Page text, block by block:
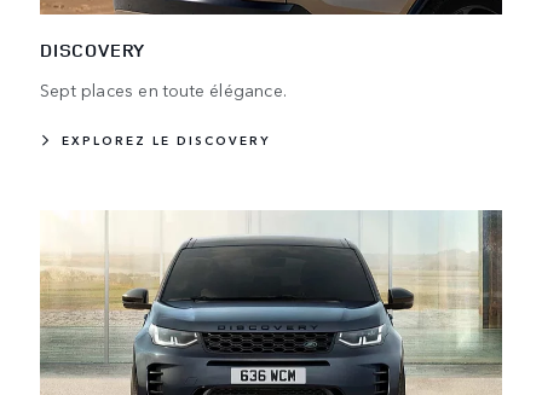
DISCOVERY
Sept places en toute élégance.
EXPLOREZ LE DISCOVERY